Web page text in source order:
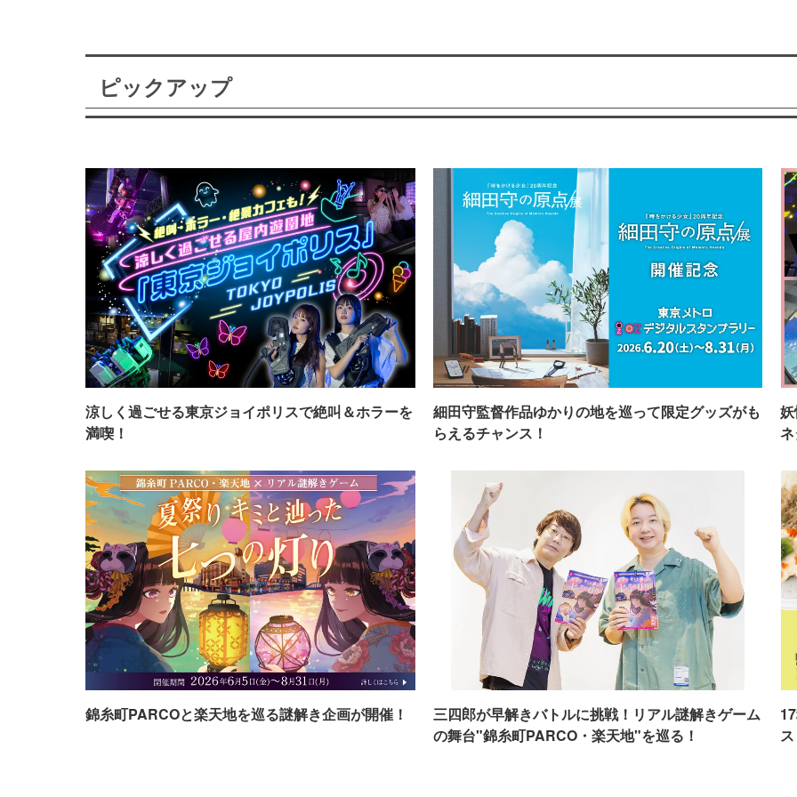
ピックアップ
涼しく過ごせる東京ジョイポリスで絶叫＆ホラーを
満喫！
細田守監督作品ゆかりの地を巡って限定グッズがも
らえるチャンス！
錦糸町PARCOと楽天地を巡る謎解き企画が開催！
三四郎が早解きバトルに挑戦！リアル謎解きゲーム
の舞台"錦糸町PARCO・楽天地"を巡る！